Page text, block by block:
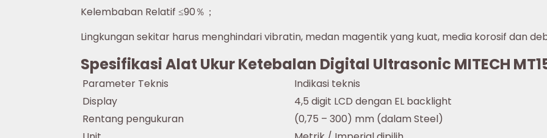
Kelembaban Relatif ≤90％；
Lingkungan sekitar harus menghindari vibratin, medan magentik yang kuat, media korosif dan
Spesifikasi Alat Ukur Ketebalan Digital Ultrasonic MITECH
Parameter Teknis
Indikasi teknis
Display
4,5 digit LCD dengan EL backlight
Rentang pengukuran
(0,75 – 300) mm (dalam Steel)